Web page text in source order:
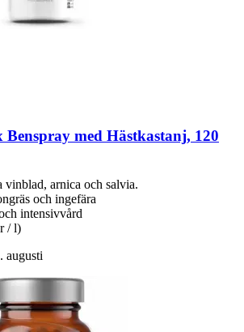
Benspray med Hästkastanj, 120
vinblad, arnica och salvia.
och ingefära
intensivvård
/ l)
augusti